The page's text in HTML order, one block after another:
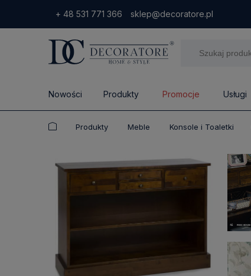
+ 48 531 771 366 sklep@decoratore.pl
Nowości Produkty Promocje Usługi
Produkty Meble Konsole i Toaletki